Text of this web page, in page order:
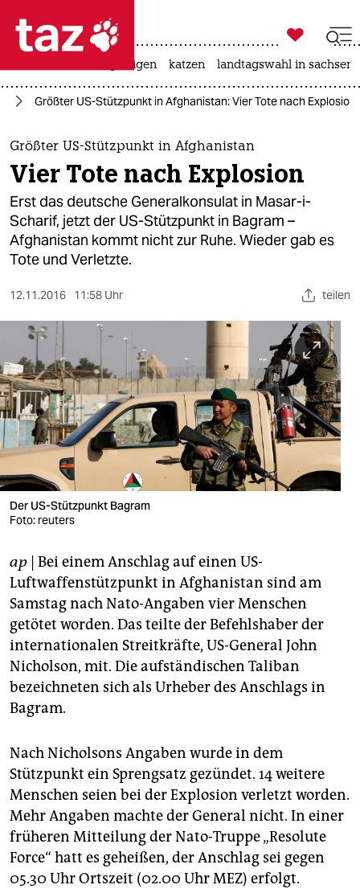
 taz zahl ich
taz zahl ich
themen
politik
öko
gesellschaft
kultur
sport
berlin
nord
wahrheit
verlag
verlag
shop
fragen & hilfe
unterstützen
abo
genossenschaft

taz zahl ich
bergsteigen katzen landtagswahl in
Größter US-Stützpunkt in Afghanistan: Vier Tote nach Explosion
Größter US-Stützpunkt in Afghanistan
Vier Tote nach Explosion
Erst das deutsche Generalkonsulat in Masar-i-
Scharif, jetzt der US-Stützpunkt in Bagram –
Afghanistan kommt nicht zur Ruhe. Wieder gab es
Tote und Verletzte.
12.11.2016 11:58 Uhr teilen
Der US-Stützpunkt Bagram
Foto: reuters
ap | Bei einem Anschlag auf einen US-
Luftwaffenstützpunkt in Afghanistan sind am
Samstag nach Nato-Angaben vier Menschen
getötet worden. Das teilte der Befehlshaber der
internationalen Streitkräfte, US-General John
Nicholson, mit. Die aufständischen Taliban
bezeichneten sich als Urheber des Anschlags in
Bagram.
Nach Nicholsons Angaben wurde in dem
Stützpunkt ein Sprengsatz gezündet. 14 weitere
Menschen seien bei der Explosion verletzt worden.
Mehr Angaben machte der General nicht. In einer
früheren Mitteilung der Nato-Truppe „Resolute
Force“ hatt es geheißen, der Anschlag sei gegen
05.30 Uhr Ortszeit (02.00 Uhr MEZ) erfolgt.